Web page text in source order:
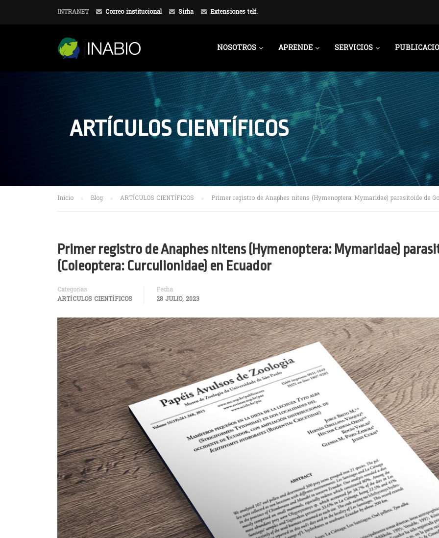
INTRANET Correo institucional Sirha Extensiones telf.
NOSOTROS APRENDE SERVICIOS
ARTÍCULOS CIENTÍFICOS
Inicio Blog ARTÍCULOS CIENTÍFICOS Primer registro de Anaphes nitens (Hymenoptera: Mymaridae) parasitoide de
Primer registro de Anaphes nitens (Hymenoptera: Mymaridae)
(Coleoptera: Curculionidae) en Ecuador
Categorías
ARTÍCULOS CIENTÍFICOS
Fecha
28 JULIO, 2023